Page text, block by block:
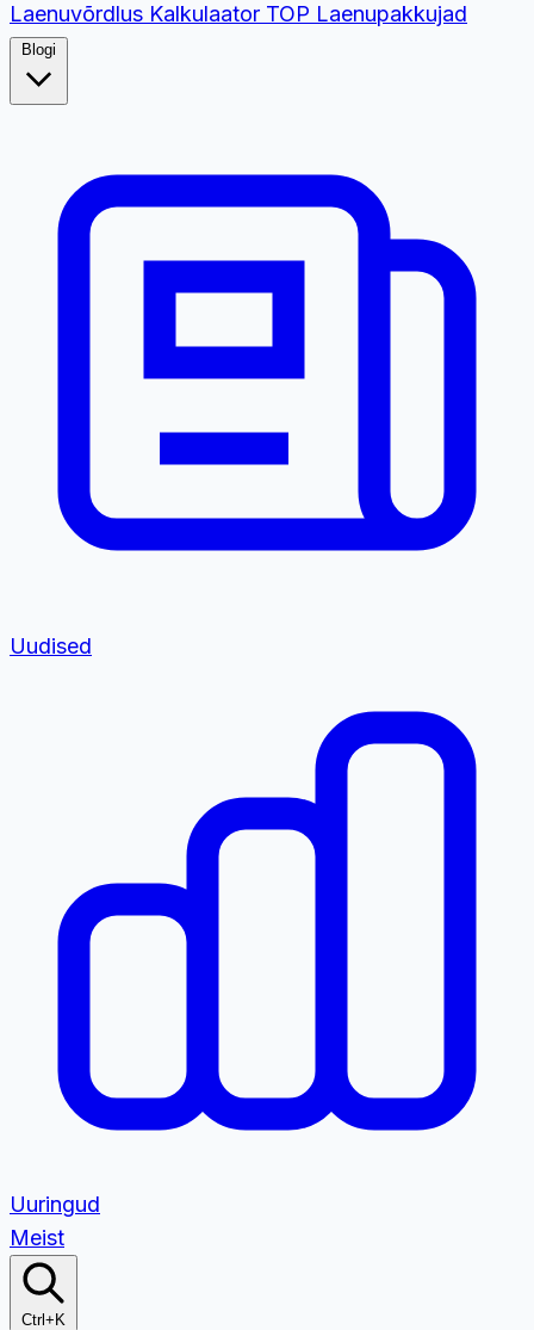
Laenuvõrdlus Kalkulaator TOP Laenupakkujad
Uudised
Uuringud
Meist
Ctrl+K